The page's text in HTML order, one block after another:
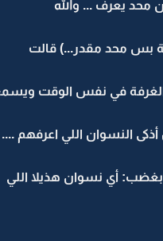
محد يعرف ... والله
بس محد مقدر...) قالت
الغرفة في نفس الوقت
النسوان اللي اعرفهم ....
أي نسوان هذيلا اللي